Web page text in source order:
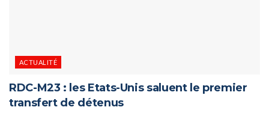
ACTUALITÉ
RDC-M23 : les Etats-Unis saluent le premier
transfert de détenus